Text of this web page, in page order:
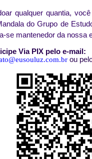
qualquer quantia,
do Grupo de
se mantenedor da nossa
Via PIX pelo e-mail:
ou